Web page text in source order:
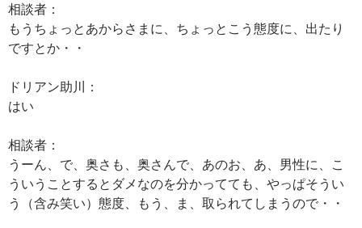
相談者：
もうちょっとあからさまに、ちょっとこう態度に、出たり
ですとか・・
ドリアン助川：
はい
相談者：
うーん、で、奥さも、奥さんで、あのお、あ、男性に、こ
ういうことするとダメなのを分かってても、やっぱそうい
う（含み笑い）態度、もう、ま、取られてしまうので・・